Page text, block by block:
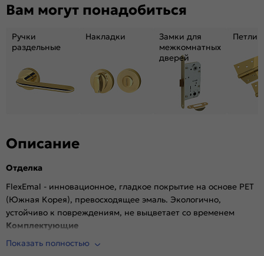
Вес, кг:
Кромка:
Алюминиевая черная матовая
Гладкая, матовая
Возможность покраски:
Нет
Для влажных помещений:
Да
Уровень шумоизоляции:
Фрезеровка под петли:
Износостойкость:
Высокая
Пропускает свет:
Подходит под двухстворчатый проём:
Гарантия (лет):
Материал:
Вам могут понадобиться
Ручки
раздельные
Накладки
Замки для
межкомнатных
дверей
Петли
Описание
Отделка
FlexEmal - инновационное, гладкое покрытие на основе PET
(Южная Корея), превосходящее эмаль. Экологично,
устойчиво к повреждениям, не выцветает со временем
Комплектующие
Врезана магнитная защелка AGB, выполнена фрезеровка
Показать полностью